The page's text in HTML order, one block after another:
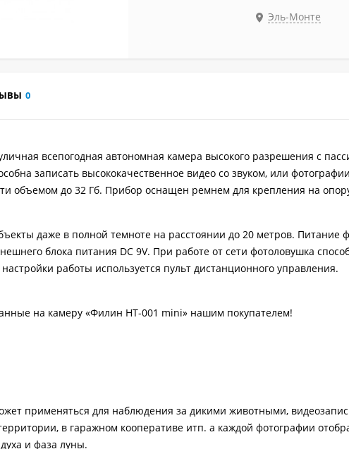
Эль-Монте
0
всепогодная автономная камера высокого разрешения с
записать высококачественное видео со звуком, или фотографии
объемом до 32 Гб. Прибор оснащен ремнем для крепления на
даже в полной темноте на расстоянии до 20 метров. Питание
блока питания DC 9V. При работе от сети фотоловушка
работы используется пульт дистанционного управления.
на камеру «Филин HT-001 mini» нашим покупателем!
применяться для наблюдения за дикими животными,
в гаражном кооперативе итп. а каждой фотографии
и фаза луны.